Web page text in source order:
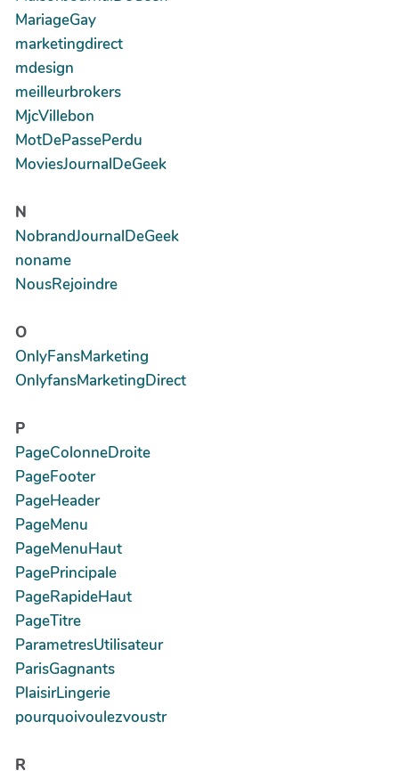
MariageGay
marketingdirect
mdesign
meilleurbrokers
MjcVillebon
MotDePassePerdu
MoviesJournalDeGeek
N
NobrandJournalDeGeek
noname
NousRejoindre
O
OnlyFansMarketing
OnlyfansMarketingDirect
P
PageColonneDroite
PageFooter
PageHeader
PageMenu
PageMenuHaut
PagePrincipale
PageRapideHaut
PageTitre
ParametresUtilisateur
ParisGagnants
PlaisirLingerie
pourquoivoulezvoustr
R